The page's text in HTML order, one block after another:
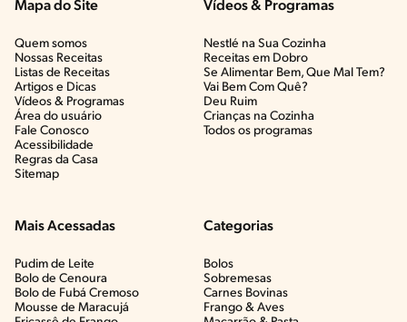
Mapa do Site
Quem somos
Nossas Receitas
Listas de Receitas​
Artigos e Dicas​
Vídeos & Programas​
Área do usuário
Fale Conosco
Acessibilidade
Regras da Casa
Sitemap
Vídeos & Programas​
Nestlé na Sua Cozinha
Receitas em Dobro
Se Alimentar Bem, Que Mal Tem?​
Vai Bem Com Quê?​
Deu Ruim​
Crianças na Cozinha​
Todos os programas
Mais Acessadas
Pudim de Leite
Bolo de Cenoura
Bolo de Fubá Cremoso
Mousse de Maracujá
Categorias
Bolos
Sobremesas
Carnes Bovinas​
Frango & Aves​